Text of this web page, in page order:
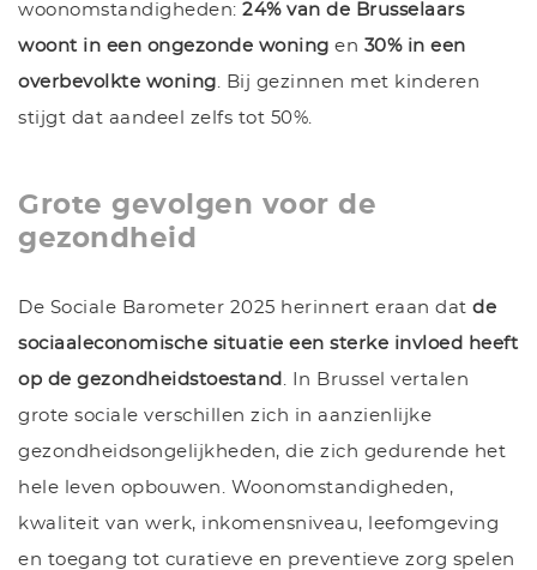
woonomstandigheden: 24% van de Brusselaars
woont in een ongezonde woning en 30% in een
overbevolkte woning. Bij gezinnen met kinderen
stijgt dat aandeel zelfs tot 50%.
Grote gevolgen voor de
gezondheid
De Sociale Barometer 2025 herinnert eraan dat de
sociaaleconomische situatie een sterke invloed heeft
op de gezondheidstoestand . In Brussel vertalen
grote sociale verschillen zich in aanzienlijke
gezondheidsongelijkheden, die zich gedurende het
hele leven opbouwen. Woonomstandigheden,
kwaliteit van werk, inkomensniveau, leefomgeving
en toegang tot curatieve en preventieve zorg spelen